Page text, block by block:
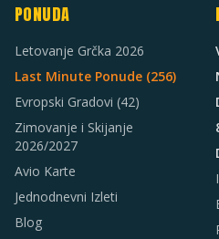
PONUDA
Letovanje Grčka 2026
Last Minute Ponude (256)
Evropski Gradovi (42)
Zimovanje i Skijanje
2026/2027
Avio Karte
Jednodnevni Izleti
Blog